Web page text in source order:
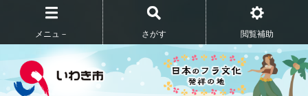
メニュ－ さがす 閲覧補助